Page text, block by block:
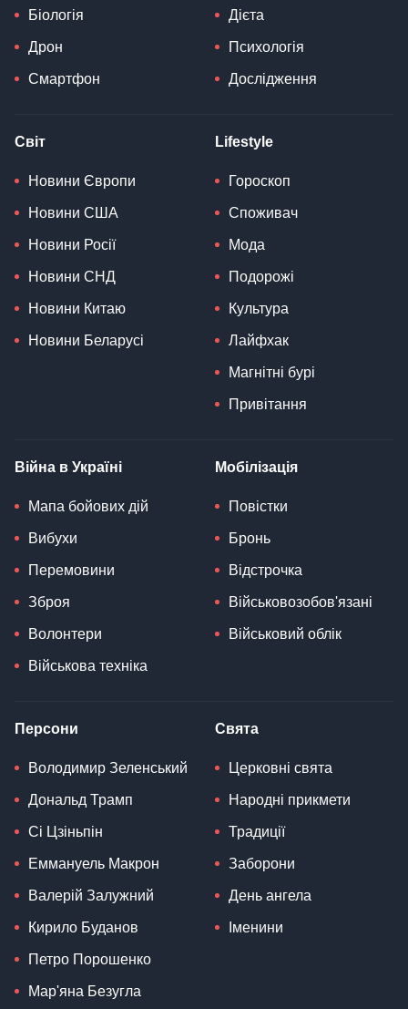
Біологія
Дрон
Смартфон
Дієта
Психологія
Дослідження
Світ
Новини Європи
Новини США
Новини Росії
Новини СНД
Новини Китаю
Новини Беларусі
Lifestyle
Гороскоп
Споживач
Мода
Подорожі
Культура
Лайфхак
Магнітні бурі
Привітання
Війна в Україні
Мапа бойових дій
Вибухи
Перемовини
Зброя
Волонтери
Військова техніка
Мобілізація
Повістки
Бронь
Відстрочка
Військовозобов'язані
Військовий облік
Персони
Володимир Зеленський
Дональд Трамп
Сі Цзіньпін
Еммануель Макрон
Валерій Залужний
Кирило Буданов
Петро Порошенко
Мар'яна Безугла
Свята
Церковні свята
Народні прикмети
Традиції
Заборони
День ангела
Іменини